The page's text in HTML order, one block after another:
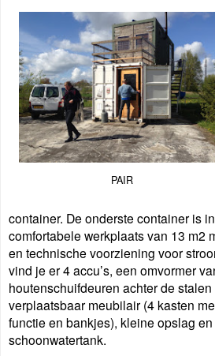
PAIR
container. De onderste container is
comfortabele werkplaats van 13 m2
en technische voorziening voor
vind je er 4 accu’s, een omvormer
houtenschuifdeuren achter de
verplaatsbaar meubilair (4 kasten
functie en bankjes), kleine opslag
schoonwatertank.